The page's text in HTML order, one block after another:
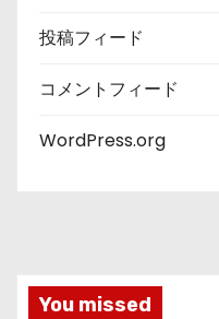
投稿フィード
コメントフィード
WordPress.org
You missed